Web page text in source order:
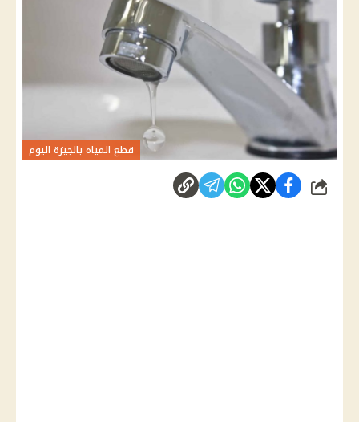
قطع المياه بالجيزة اليوم
شارك